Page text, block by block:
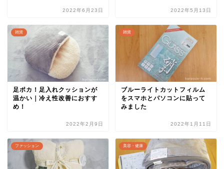
2022年6月23日 2022年5月13日
雑貨
足ポカ！足入れクッションが
温かい｜冷え性改善におすす
め！
2022年2月9日
雑貨
ブルーライトカットフィルム
をスマホとパソコンに貼って
みました
2022年1月11日
ファッション 美容・健康